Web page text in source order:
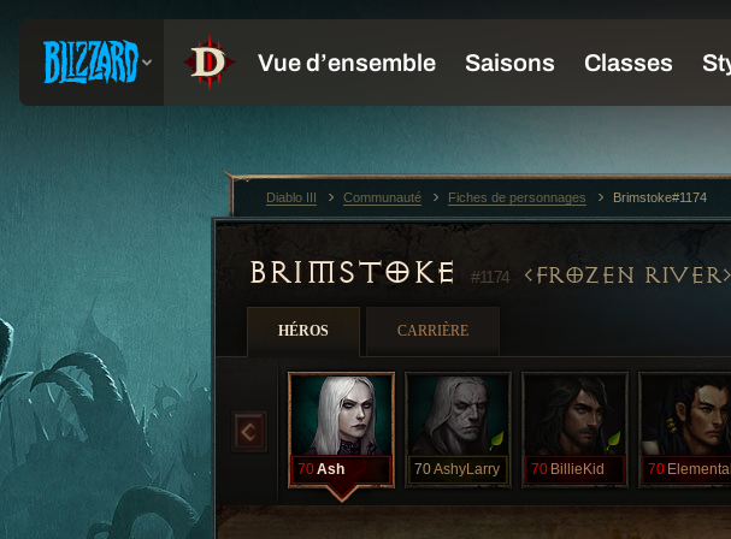
BRIMSTOKE #1174 FROZEN RIVER
HÉROS CARRIÈRE
70Ash 70AshyLarry 70 BillieKid 70 Elemental
Diablo III Communauté Fiches de personnages Brimstoke#1174